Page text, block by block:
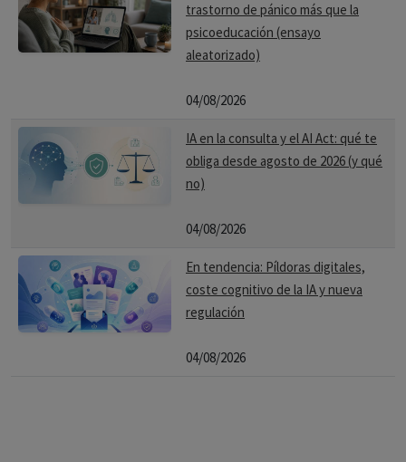
trastorno de pánico más que la
psicoeducación (ensayo
aleatorizado)
04/08/2026
IA en la consulta y el AI Act: qué te
obliga desde agosto de 2026 (y qué
no)
04/08/2026
En tendencia: Píldoras digitales,
coste cognitivo de la IA y nueva
regulación
04/08/2026